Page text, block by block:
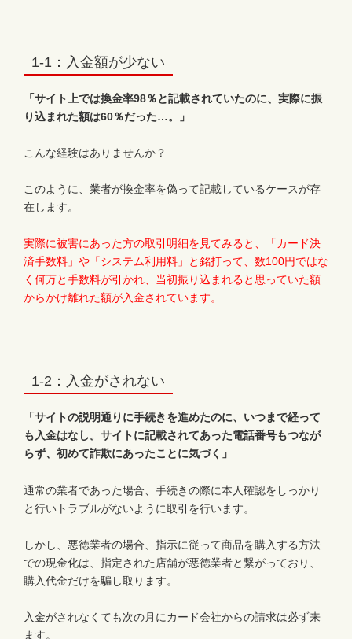
1-1：入金額が少ない
「サイト上では換金率98％と記載されていたのに、実際に振
り込まれた額は60％だった…。」
こんな経験はありませんか？
このように、業者が換金率を偽って記載しているケースが存
在します。
実際に被害にあった方の取引明細を見てみると、「カード決
済手数料」や「システム利用料」と銘打って、数100円ではな
く何万と手数料が引かれ、当初振り込まれると思っていた額
からかけ離れた額が入金されています。
1-2：入金がされない
「サイトの説明通りに手続きを進めたのに、いつまで経って
も入金はなし。サイトに記載されてあった電話番号もつなが
らず、初めて詐欺にあったことに気づく」
通常の業者であった場合、手続きの際に本人確認をしっかり
と行いトラブルがないように取引を行います。
しかし、悪徳業者の場合、指示に従って商品を購入する方法
での現金化は、指定された店舗が悪徳業者と繋がっており、
購入代金だけを騙し取ります。
入金がされなくても次の月にカード会社からの請求は必ず来
ます。